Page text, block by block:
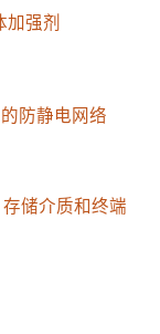
加强剂
防静电网络
储介质和终端